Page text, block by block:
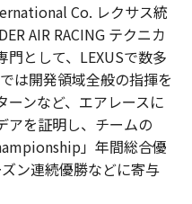
Co. レクサス統
AIR RACING テクニカ
として、LEXUSで数多
は開発領域全般の指揮を
ーンなど、エアレースに
アを証明し、チームの
」年間総合優
ン連続優勝などに寄与